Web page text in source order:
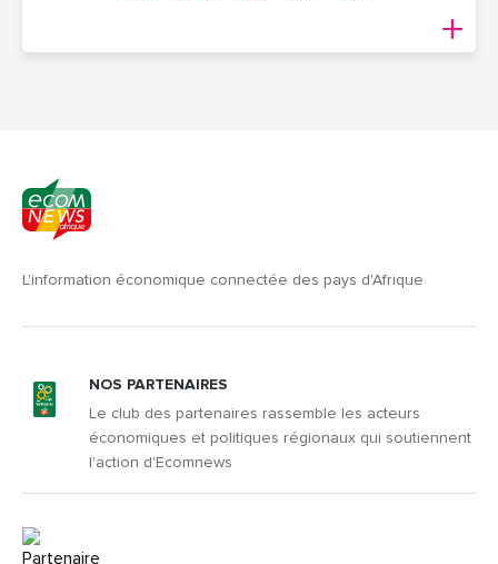
L'information économique connectée des pays d'Afrique
NOS PARTENAIRES
Le club des partenaires rassemble les acteurs
économiques et politiques régionaux qui soutiennent
l'action d'Ecomnews